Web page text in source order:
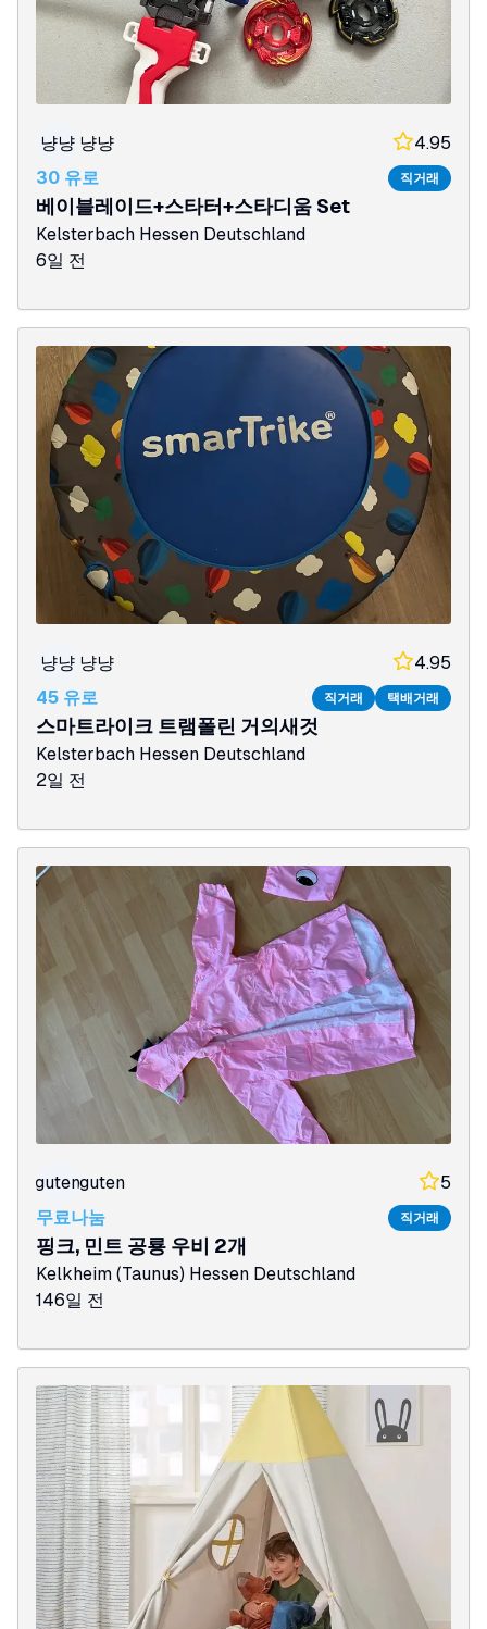
냥냥 냥냥
4.95
30 유로
직거래
베이블레이드+스타터+스타디움 Set
Kelsterbach Hessen Deutschland
6일 전
냥냥 냥냥
4.95
45 유로
직거래 택배거래
스마트라이크 트램폴린 거의새것
Kelsterbach Hessen Deutschland
2일 전
gutenguten
5
무료나눔
직거래
핑크, 민트 공룡 우비 2개
Kelkheim (Taunus) Hessen Deutschland
146일 전